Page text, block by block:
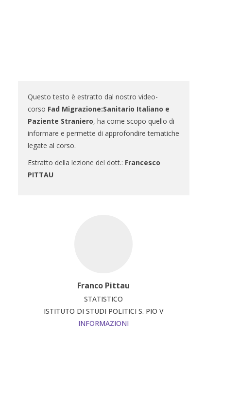
Questo testo è estratto dal nostro video-
corso Fad Migrazione:Sanitario Italiano e
Paziente Straniero, ha come scopo quello di
informare e permette di approfondire tematiche
legate al corso.
Estratto della lezione del dott.: Francesco
PITTAU
Franco Pittau
STATISTICO
ISTITUTO DI STUDI POLITICI S. PIO V
INFORMAZIONI